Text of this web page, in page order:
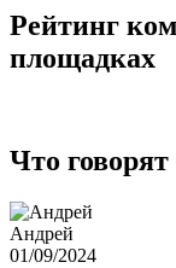
Рейтинг
площадках
Что
Андрей
01/09/2024